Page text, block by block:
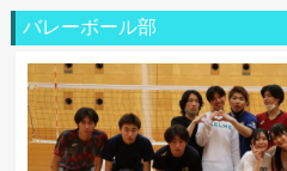
バレーボール部